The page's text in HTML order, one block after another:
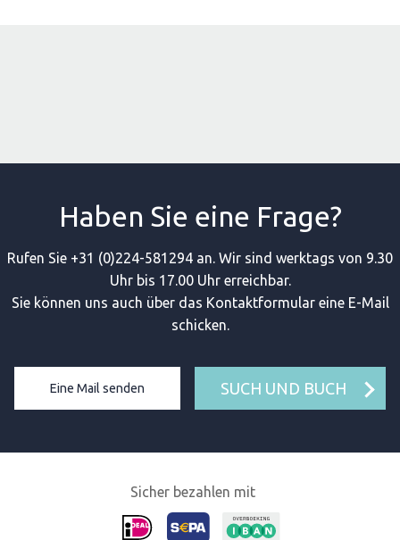
Haben Sie eine Frage?
Rufen Sie +31 (0)224-581294 an. Wir sind werktags von 9.30
Uhr bis 17.00 Uhr erreichbar.
Sie können uns auch über das Kontaktformular eine E-Mail
schicken.
Eine Mail senden SUCH UND BUCH
Sicher bezahlen mit